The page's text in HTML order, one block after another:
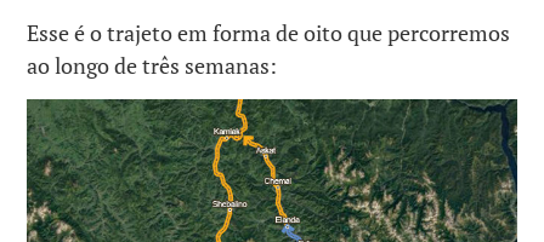
Esse é o trajeto em forma de oito que percorremos
ao longo de três semanas: